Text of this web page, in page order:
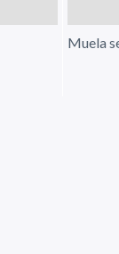
Muela